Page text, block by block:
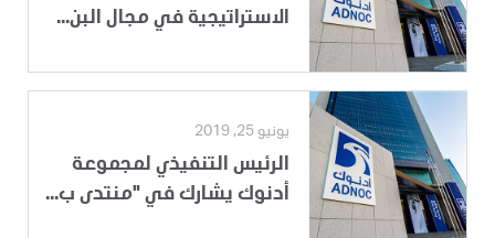
الاستراتيجية في مجال البن...
يونيو 25, 2019
الرئيس التنفيذي لمجموعة
أدنوك يشارك في "منتدى ب...